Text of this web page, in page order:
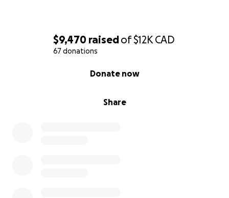
$9,470 raisedof$12K CAD
67 donations
Share
Donate now